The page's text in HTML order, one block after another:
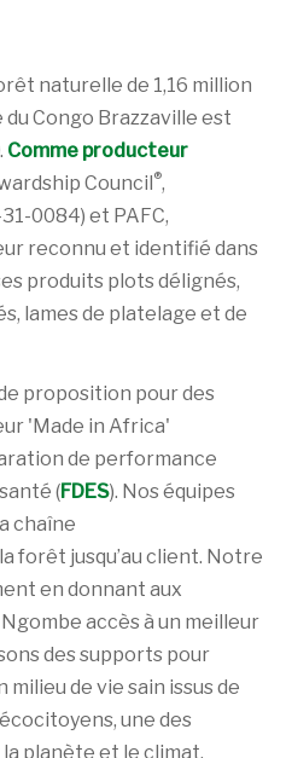
naturelle de 1,16 million
du Congo Brazzaville est
Comme producteur
Council®,
0084) et PAFC,
reconnu et identifié dans
produits plots délignés,
lames de platelage et de
proposition pour des
'Made in Africa'
de performance
(FDES). Nos équipes
chaîne
forêt jusqu’au client. Notre
en donnant aux
accès à un meilleur
des supports pour
de vie sain issus de
une des
planète et le climat.